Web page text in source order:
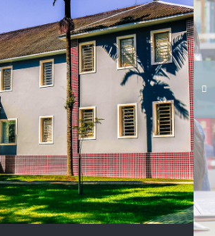
Carregando galeria...